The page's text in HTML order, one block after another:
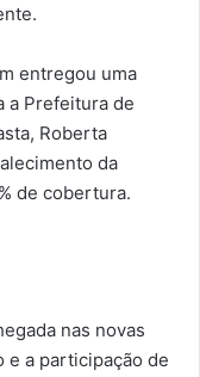
entregou uma
a Prefeitura de
Roberta
da
de cobertura.
nas novas
e a participação de